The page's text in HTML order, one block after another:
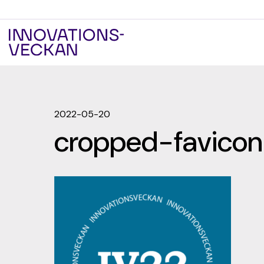
2022-05-20
cropped-